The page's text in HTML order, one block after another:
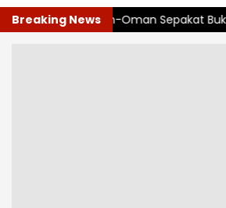
Breaking News
Buka Kembali Selat Hormuz 60 Hari